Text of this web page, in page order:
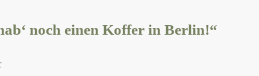
noch einen Koffer in Berlin!“